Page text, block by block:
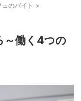
ェのバイト >
～働く4つの